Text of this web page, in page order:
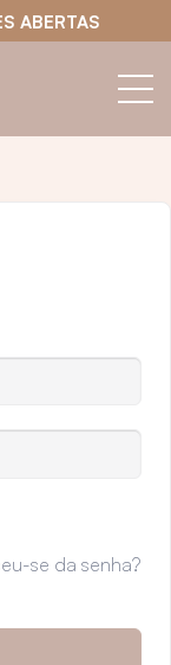
ABERTAS
se da senha?